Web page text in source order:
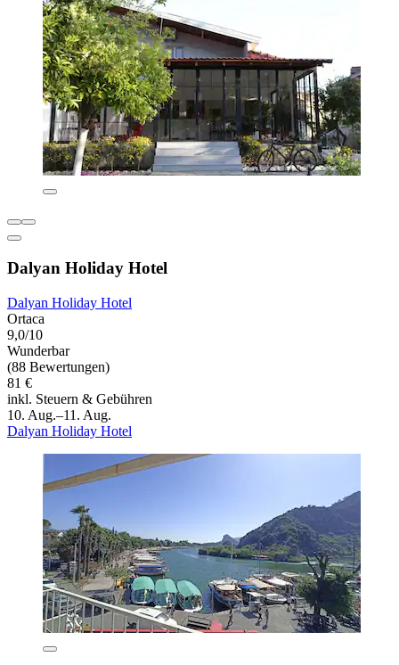
Dalyan Holiday Hotel
Dalyan Holiday Hotel
Ortaca
9,0/10
Wunderbar
(88 Bewertungen)
81 €
inkl. Steuern & Gebühren
10. Aug.–11. Aug.
Dalyan Holiday Hotel